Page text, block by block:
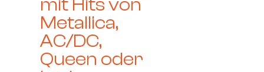
mit Hits von
Metallica,
AC/DC,
Queen oder